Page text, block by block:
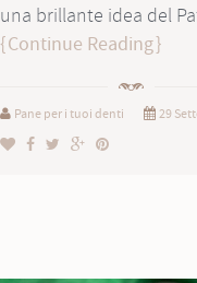
una brillante idea del
Continue Reading
Pane per i tuoi denti 29